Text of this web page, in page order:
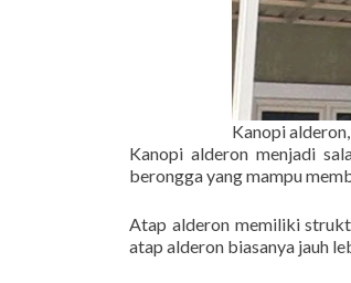
Kanopi
Kanopi alderon menjadi
berongga yang mampu
Atap alderon memiliki
atap alderon biasanya jauh